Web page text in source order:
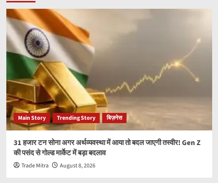
Main Story Trending Story बिज़नेस
31 हजार टन सोना अगर अर्थव्यवस्था में आया तो बदल जाएगी तस्वीर! Gen Z
की पसंद से गोल्ड मार्केट में बड़ा बदलाव
Trade Mitra August 8, 2026